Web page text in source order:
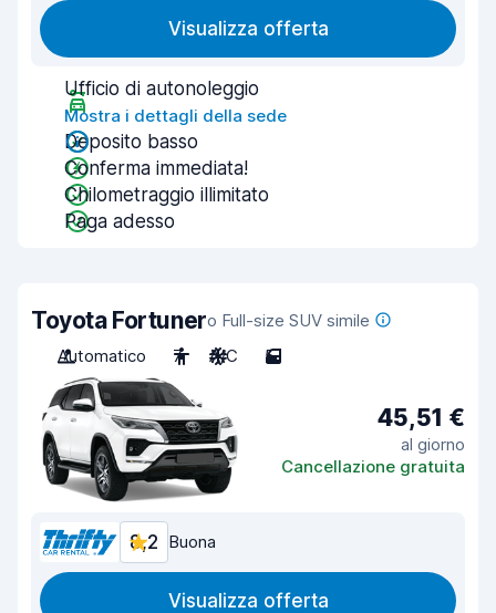
Visualizza offerta
Ufficio di autonoleggio
Mostra i dettagli della sede
Deposito basso
Conferma immediata!
Chilometraggio illimitato
Paga adesso
Toyota Fortunero Full-size SUV simile
Automatico
7 A/C 5
45,51 €
al giorno
Cancellazione gratuita
8,2 Buona
Visualizza offerta